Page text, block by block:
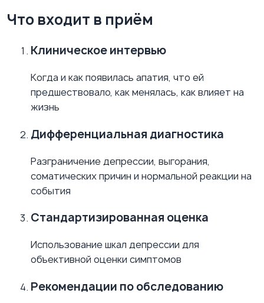
Что входит в приём
Клиническое интервью
Когда и как появилась апатия, что ей
предшествовало, как менялась, как влияет на
жизнь
Дифференциальная диагностика
Разграничение депрессии, выгорания,
соматических причин и нормальной реакции на
события
Стандартизированная оценка
Использование шкал депрессии для
объективной оценки симптомов
Рекомендации по обследованию